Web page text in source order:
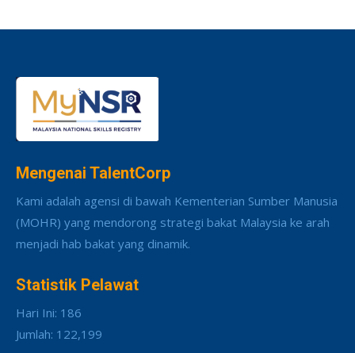
Mengenai TalentCorp
Kami adalah agensi di bawah Kementerian Sumber Manusia
(MOHR) yang mendorong strategi bakat Malaysia ke arah
menjadi hab bakat yang dinamik.
Statistik Pelawat
Hari Ini: 186
Jumlah: 122,199